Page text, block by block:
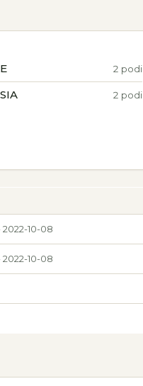
2 podi
2 podi
2022-10-08
2022-10-08